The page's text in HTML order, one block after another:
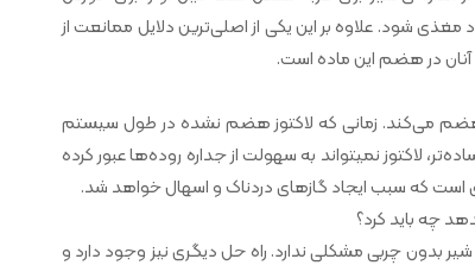
شود. علاوه بر این یکی از اصلی‌ترین دلایل ممانعت از
آنان در هضم این ماده است.
را هضم می‌کند. زمانی که لاکتوز هضم نشده در طول سیستم
لاکتوز نمیتواند به سهولت از جداره روده‌ها عبور کرده
است که سبب ایجاد گازهای دردناک و اسهال خواهد شد.
چه باید کرد؟
شیر بدون چربی مشکلی ندارد. راه حل دیگری نیز وجود دارد و